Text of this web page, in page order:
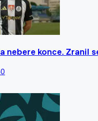
nebere konce. Zranil